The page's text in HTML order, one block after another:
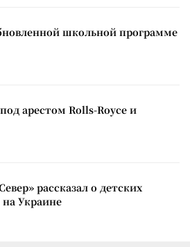
школьной программе
арестом Rolls-Royce и
рассказал о детских
на Украине